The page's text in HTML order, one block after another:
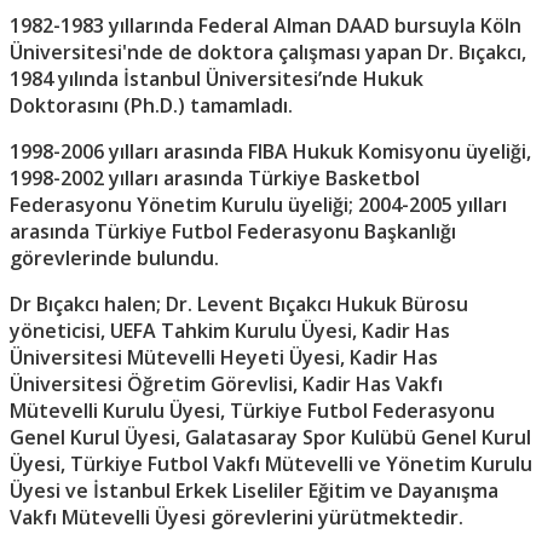
1982-1983 yıllarında Federal Alman DAAD bursuyla Köln
Üniversitesi'nde de doktora çalışması yapan Dr. Bıçakcı,
1984 yılında İstanbul Üniversitesi’nde Hukuk
Doktorasını (Ph.D.) tamamladı.
1998-2006 yılları arasında FIBA Hukuk Komisyonu üyeliği,
1998-2002 yılları arasında Türkiye Basketbol
Federasyonu Yönetim Kurulu üyeliği; 2004-2005 yılları
arasında Türkiye Futbol Federasyonu Başkanlığı
görevlerinde bulundu.
Dr Bıçakcı halen; Dr. Levent Bıçakcı Hukuk Bürosu
yöneticisi, UEFA Tahkim Kurulu Üyesi, Kadir Has
Üniversitesi Mütevelli Heyeti Üyesi, Kadir Has
Üniversitesi Öğretim Görevlisi, Kadir Has Vakfı
Mütevelli Kurulu Üyesi, Türkiye Futbol Federasyonu
Genel Kurul Üyesi, Galatasaray Spor Kulübü Genel Kurul
Üyesi, Türkiye Futbol Vakfı Mütevelli ve Yönetim Kurulu
Üyesi ve İstanbul Erkek Liseliler Eğitim ve Dayanışma
Vakfı Mütevelli Üyesi görevlerini yürütmektedir.